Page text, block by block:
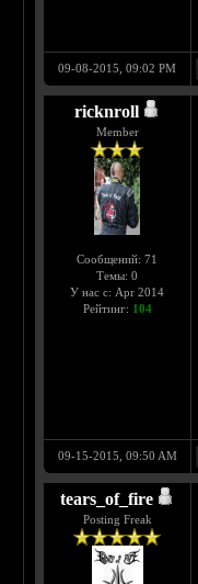
09-08-2015, 09:02 PM
ricknroll
Member
Сообщений: 71
Темы: 0
У нас с: Apr 2014
Рейтинг: 104
09-15-2015, 09:50 AM
tears_of_fire
Posting Freak